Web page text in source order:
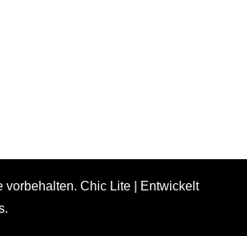
vorbehalten. Chic Lite | Entwickelt
.